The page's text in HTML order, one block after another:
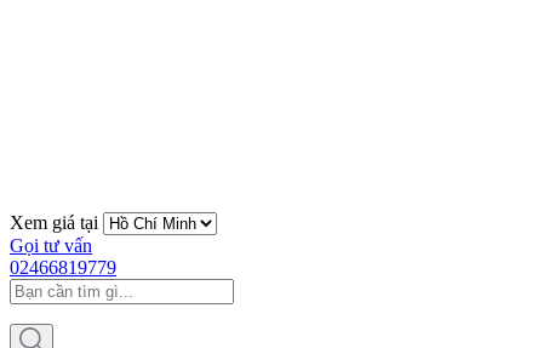
Xem giá tại
Gọi tư vấn
02466819779